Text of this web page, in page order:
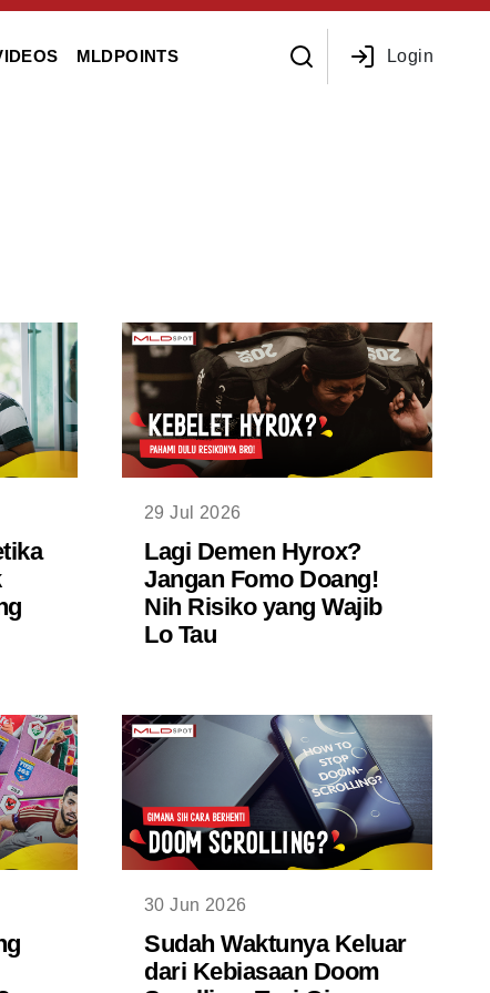
MLDPOINTS Login
29 Jul 2026
Lagi Demen Hyrox?
Jangan Fomo Doang!
Nih Risiko yang Wajib
Lo Tau
30 Jun 2026
Sudah Waktunya Keluar
dari Kebiasaan Doom